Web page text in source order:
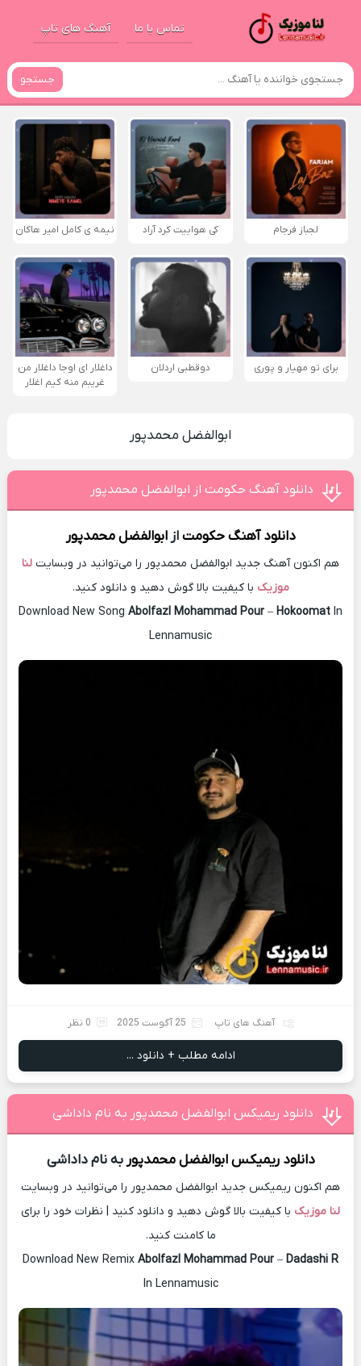
تماس با ما آهنگ های تاپ
جستجو
لجباز فرجام کی هواییت کرد آراد نیمه ی کامل امیر هاکان
برای تو مهیار و پوری دوقطبی اردلان
داغلار ای اوجا داغلار من
غریبم منه کیم اغلار
ابوالفضل محمدپور
دانلود آهنگ حکومت از ابوالفضل محمدپور
دانلود آهنگ حکومتازابوالفضل محمدپور
هم اکنون آهنگ جدید ابوالفضل محمدپور را می‌توانید در وبسایت لنا
موزیک با کیفیت بالا گوش دهید و دانلود کنید.
Download New Song Abolfazl Mohammad Pour – Hokoomat In
Lennamusic
آهنگ های تاپ 25 آگوست 2025 0 نظر
ادامه مطلب + دانلود ...
دانلود ریمیکس ابوالفضل محمدپور به نام داداشی
دانلود ریمیکس ابوالفضل محمدپوربه نام داداشی
هم اکنون ریمیکس جدید ابوالفضل محمدپور را می‌توانید در وبسایت
لنا موزیک با کیفیت بالا گوش دهید و دانلود کنید | نظرات خود را برای
ما کامنت کنید.
Download New Remix Abolfazl Mohammad Pour – Dadashi R
In Lennamusic